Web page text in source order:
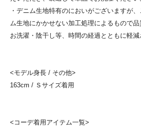
・デニム生地特有のにおいがございますが
ム生地にかかせない加工処理によるもので品
お洗濯・陰干し等、時間の経過とともに軽減
<モデル身長 / その他>
163cm / Ｓサイズ着用
<コーデ着用アイテム一覧>